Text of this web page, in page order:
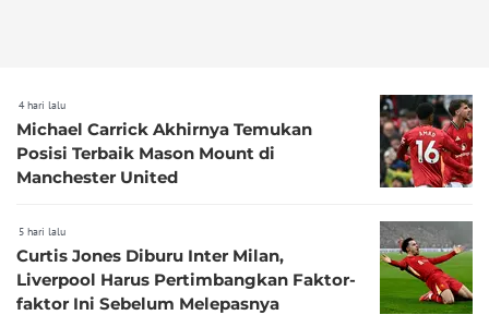
4 hari lalu
Michael Carrick Akhirnya Temukan
Posisi Terbaik Mason Mount di
Manchester United
5 hari lalu
Curtis Jones Diburu Inter Milan,
Liverpool Harus Pertimbangkan Faktor-
faktor Ini Sebelum Melepasnya